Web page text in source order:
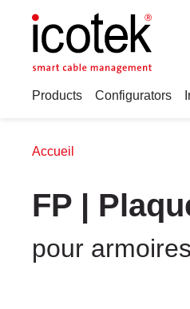
Products Configurators
Accueil
FP |
pour